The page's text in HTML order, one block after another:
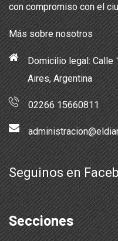
con compromiso con el
Más sobre nosotros
Domicilio legal: Calle
Aires, Argentina
02266 15660811
Seguinos en
Secciones